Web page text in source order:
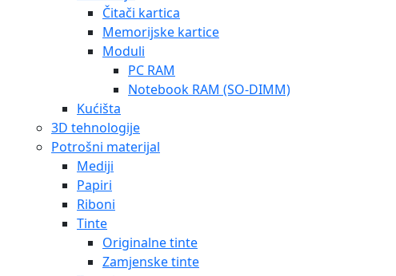
Čitači kartica
Memorijske kartice
Moduli
PC RAM
Notebook RAM (SO-DIMM)
Kućišta
3D tehnologije
Potrošni materijal
Mediji
Papiri
Riboni
Tinte
Originalne tinte
Zamjenske tinte